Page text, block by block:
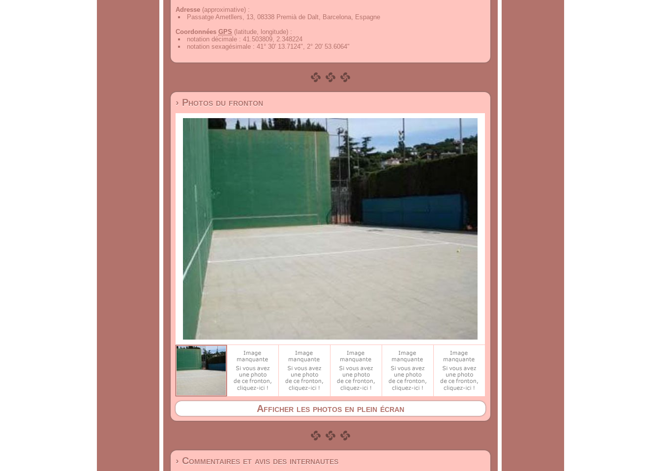
Adresse (approximative) :
Passatge Ametllers, 13, 08338 Premià de Dalt, Barcelona, Espagne
Coordonnées GPS (latitude, longitude) :
notation décimale : 41.503809, 2.348224
notation sexagésimale : 41° 30' 13.7124", 2° 20' 53.6064"
› Photos du fronton
Afficher les photos en plein écran
› Commentaires et avis des internautes